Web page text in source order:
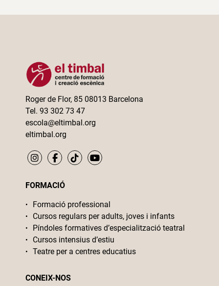
Roger de Flor, 85 08013 Barcelona
Tel. 93 302 73 47
escola@eltimbal.org
eltimbal.org
FORMACIÓ
Formació professional
Cursos regulars per adults, joves i infants
Píndoles formatives d’especialització teatral
Cursos intensius d’estiu
Teatre per a centres educatius
CONEIX-NOS